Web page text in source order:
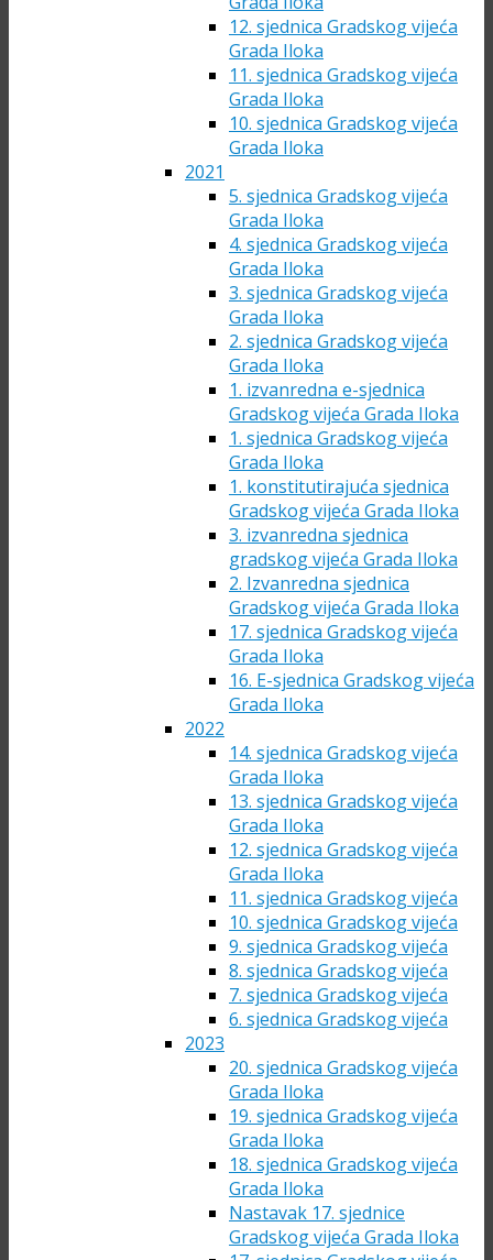
12. sjednica Gradskog vijeća
Grada Iloka
11. sjednica Gradskog vijeća
Grada Iloka
10. sjednica Gradskog vijeća
Grada Iloka
2021
5. sjednica Gradskog vijeća
Grada Iloka
4. sjednica Gradskog vijeća
Grada Iloka
3. sjednica Gradskog vijeća
Grada Iloka
2. sjednica Gradskog vijeća
Grada Iloka
1. izvanredna e-sjednica
Gradskog vijeća Grada Iloka
1. sjednica Gradskog vijeća
Grada Iloka
1. konstitutirajuća sjednica
Gradskog vijeća Grada Iloka
3. izvanredna sjednica
gradskog vijeća Grada Iloka
2. Izvanredna sjednica
Gradskog vijeća Grada Iloka
17. sjednica Gradskog vijeća
Grada Iloka
16. E-sjednica Gradskog vijeća
Grada Iloka
2022
14. sjednica Gradskog vijeća
Grada Iloka
13. sjednica Gradskog vijeća
Grada Iloka
12. sjednica Gradskog vijeća
Grada Iloka
11. sjednica Gradskog vijeća
10. sjednica Gradskog vijeća
9. sjednica Gradskog vijeća
8. sjednica Gradskog vijeća
7. sjednica Gradskog vijeća
6. sjednica Gradskog vijeća
2023
20. sjednica Gradskog vijeća
Grada Iloka
19. sjednica Gradskog vijeća
Grada Iloka
18. sjednica Gradskog vijeća
Grada Iloka
Nastavak 17. sjednice
Gradskog vijeća Grada Iloka